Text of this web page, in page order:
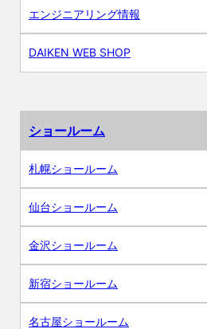
エンジニアリング情報
DAIKEN WEB SHOP
ショールーム
札幌ショールーム
仙台ショールーム
金沢ショールーム
新宿ショールーム
名古屋ショールーム